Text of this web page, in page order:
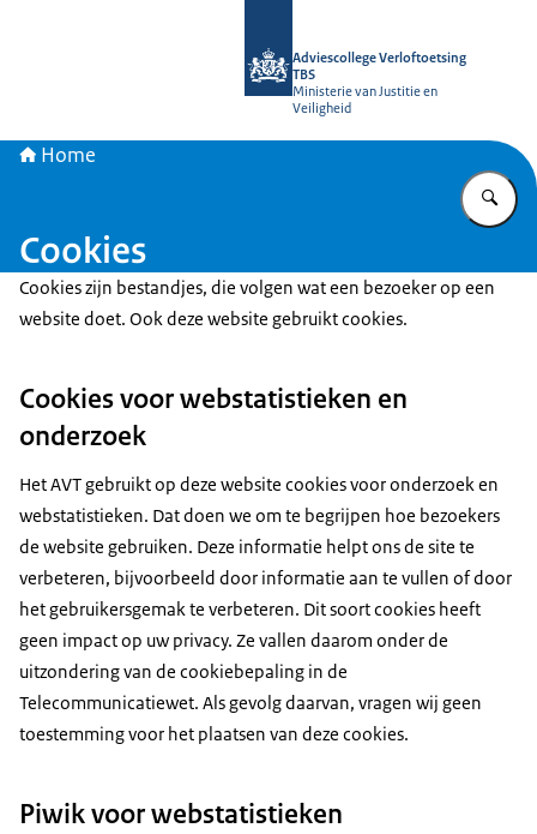
Adviescollege Verloftoetsing
TBS
Ministerie van Justitie en
Veiligheid
Home
Cookies
Cookies zijn bestandjes, die volgen wat een bezoeker op een
website doet. Ook deze website gebruikt cookies.
Cookies voor webstatistieken en
onderzoek
Het AVT gebruikt op deze website cookies voor onderzoek en
webstatistieken. Dat doen we om te begrijpen hoe bezoekers
de website gebruiken. Deze informatie helpt ons de site te
verbeteren, bijvoorbeeld door informatie aan te vullen of door
het gebruikersgemak te verbeteren. Dit soort cookies heeft
geen impact op uw privacy. Ze vallen daarom onder de
uitzondering van de cookiebepaling in de
Telecommunicatiewet. Als gevolg daarvan, vragen wij geen
toestemming voor het plaatsen van deze cookies.
Piwik voor webstatistieken